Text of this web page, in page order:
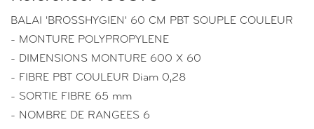
BALAI 'BROSSHYGIEN' 60 CM PBT SOUPLE COULEUR
- MONTURE POLYPROPYLENE
- DIMENSIONS MONTURE 600 X 60
- FIBRE PBT COULEUR Diam 0,28
- SORTIE FIBRE 65 mm
- NOMBRE DE RANGEES 6